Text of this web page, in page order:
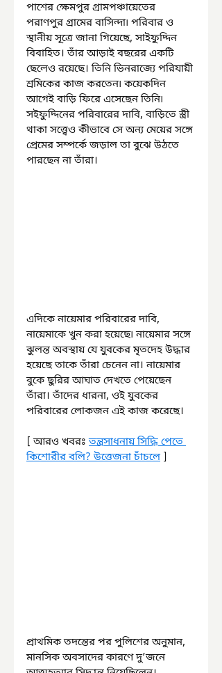
পাশের ক্ষেমপুর গ্রামপঞ্চায়েতের
পরাণপুর গ্রামের বাসিন্দা৷ পরিবার ও
স্থানীয় সূত্রে জানা গিয়েছে, সাইফুদ্দিন
বিবাহিত। তাঁর আড়াই বছরের একটি
ছেলেও রয়েছে। তিনি ভিনরাজ্যে পরিযায়ী
শ্রমিকের কাজ করতেন৷ কয়েকদিন
আগেই বাড়ি ফিরে এসেছেন তিনি৷
সইফুদ্দিনের পরিবারের দাবি, বাড়িতে স্ত্রী
থাকা সত্ত্বেও কীভাবে সে অন্য মেয়ের সঙ্গে
প্রেমের সম্পর্কে জড়াল তা বুঝে উঠতে
পারছেন না তাঁরা।
এদিকে নায়েমার পরিবারের দাবি,
নায়েমাকে খুন করা হয়েছে৷ নায়েমার সঙ্গে
ঝুলন্ত অবস্থায় যে যুবকের মৃতদেহ উদ্ধার
হয়েছে তাকে তাঁরা চেনেন না। নায়েমার
বুকে ছুরির আঘাত দেখতে পেয়েছেন
তাঁরা। তাঁদের ধারনা, ওই যুবকের
পরিবারের লোকজন এই কাজ করেছে।
[ আরও খবরঃ তন্ত্রসাধনায় সিদ্ধি পেতে
কিশোরীর বলি? উত্তেজনা চাঁচলে ]
প্রাথমিক তদন্তের পর পুলিশের অনুমান,
মানসিক অবসাদের কারণে দু’জনে